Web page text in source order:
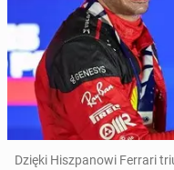
Dzięki Hisz­pa­no­wi Ferrari